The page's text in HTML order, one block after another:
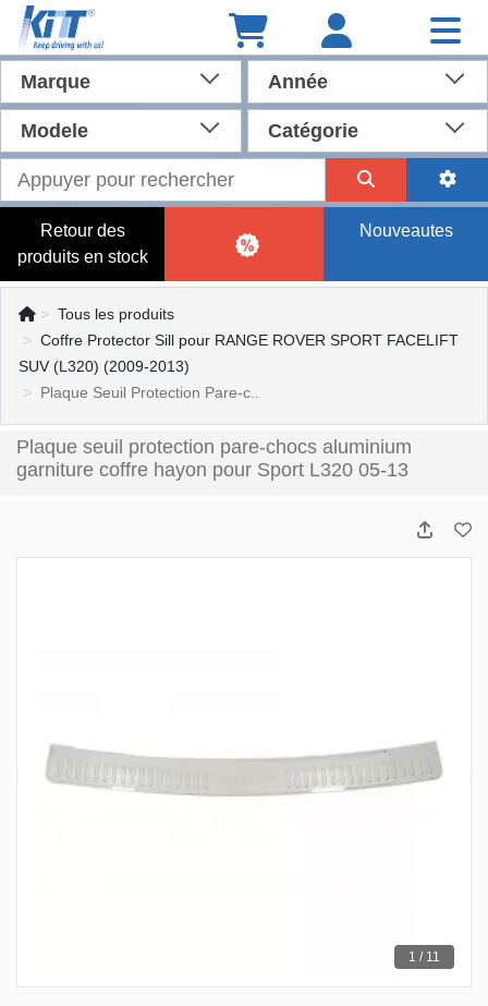
Marque Année
Modele Catégorie
Retour des
produits en stock
Nouveautes
Tous les produits
Coffre Protector Sill pour RANGE ROVER SPORT FACELIFT
SUV (L320) (2009-2013)
Plaque Seuil Protection Pare-c..
Plaque seuil protection pare-chocs aluminium
garniture coffre hayon pour Sport L320 05-13
1 / 11